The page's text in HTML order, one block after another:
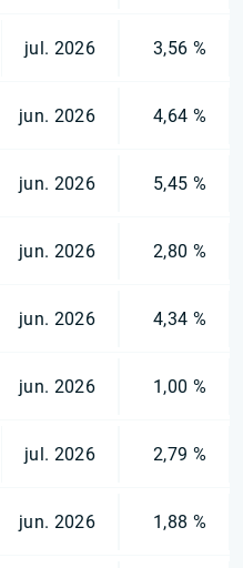
jul. 2026 3,56 %
jun. 2026 4,64 %
jun. 2026 5,45 %
jun. 2026 2,80 %
jun. 2026 4,34 %
jun. 2026 1,00 %
jul. 2026 2,79 %
jun. 2026 1,88 %